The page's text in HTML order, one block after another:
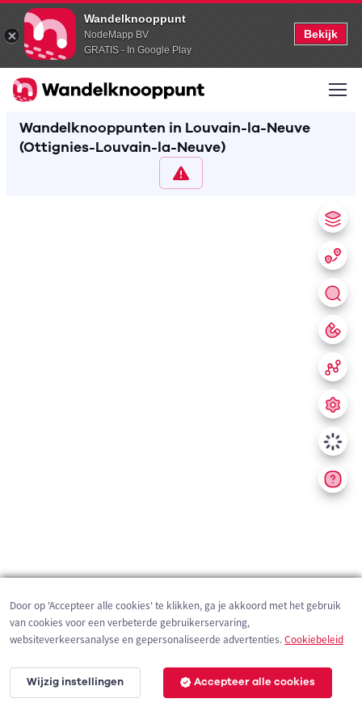
Wandelknooppunt
NodeMapp BV
GRATIS - In Google Play
Bekijk
Wandelknooppunten in Louvain-la-Neuve
(Ottignies-Louvain-la-Neuve)
200 m
Door op 'Accepteer alle cookies' te klikken, ga je akkoord met het gebruik
van cookies voor een verbeterde gebruikerservaring,
websiteverkeersanalyse en gepersonaliseerde advertenties.Cookiebeleid
Wijzig instellingen Accepteer alle cookies